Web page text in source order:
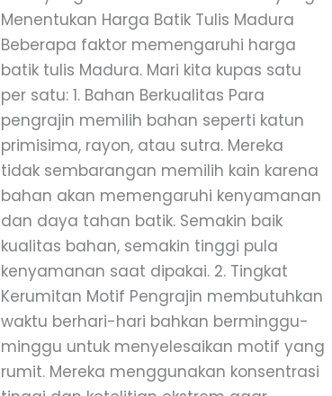
Menentukan Harga Batik Tulis Madura
Beberapa faktor memengaruhi harga
batik tulis Madura. Mari kita kupas satu
per satu: 1. Bahan Berkualitas Para
pengrajin memilih bahan seperti katun
primisima, rayon, atau sutra. Mereka
tidak sembarangan memilih kain karena
bahan akan memengaruhi kenyamanan
dan daya tahan batik. Semakin baik
kualitas bahan, semakin tinggi pula
kenyamanan saat dipakai. 2. Tingkat
Kerumitan Motif Pengrajin membutuhkan
waktu berhari-hari bahkan berminggu-
minggu untuk menyelesaikan motif yang
rumit. Mereka menggunakan konsentrasi